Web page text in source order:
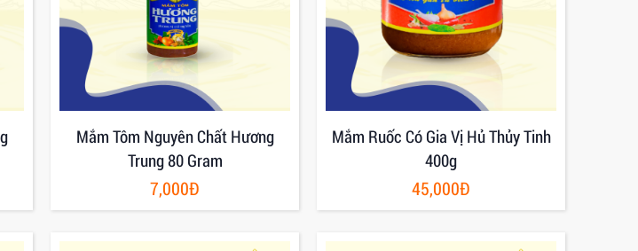
Mắm Tôm Nguyên Chất Hương
Trung 80 Gram
7,000Đ
Mắm Ruốc Có Gia Vị Hủ Thủy Tinh
400g
45,000Đ